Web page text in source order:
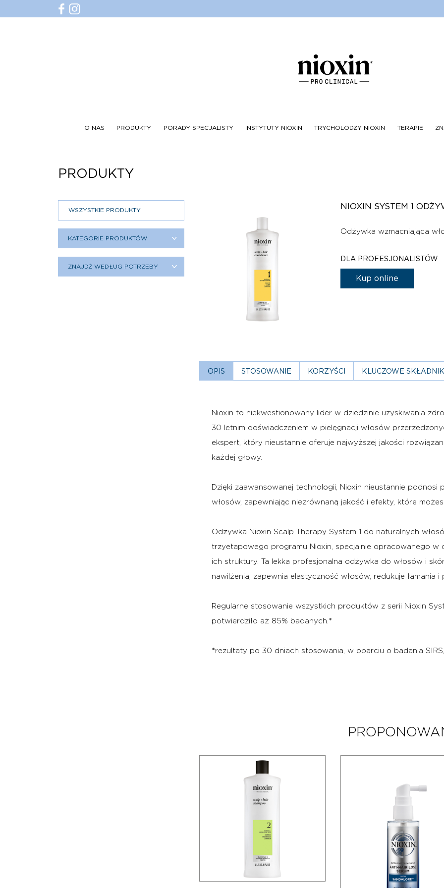
O NAS PRODUKTY PORADY SPECJALISTY INSTYTUTY NIOXIN TRYCHOLODZY NIOXIN TERAPIE
PRODUKTY
WSZYSTKIE PRODUKTY
KATEGORIE PRODUKTÓW
ZNAJDŹ WEDŁUG POTRZEBY
NIOXIN SYSTEM 1
Odżywka wzmacniająca
DLA PROFESJONALISTÓW
Kup online
OPIS STOSOWANIE KORZYŚCI KLUCZOWE
Nioxin to niekwestionowany lider w dziedzinie uzyskiwania
30 letnim doświadczeniem w pielęgnacji włosów
ekspert, który nieustannie oferuje najwyższej jakości
każdej głowy.
Dzięki zaawansowanej technologii, Nioxin nieustannie
włosów, zapewniając niezrównaną jakość i efekty, które
Odżywka Nioxin Scalp Therapy System 1 do naturalnych
trzyetapowego programu Nioxin, specjalnie opracowanego w
ich struktury. Ta lekka profesjonalna odżywka do włosów i
nawilżenia, zapewnia elastyczność włosów, redukuje łamania i
Regularne stosowanie wszystkich produktów z serii Nioxin
potwierdziło aż 85% badanych.*
*rezultaty po 30 dniach stosowania, w oparciu o badania